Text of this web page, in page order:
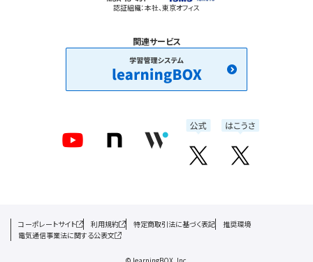
認証組織：本社、東京オフィス
関連サービス
コーポレートサイト 利用規約 特定商取引法に基づく表記
推奨環境
電気通信事業法に関する公表文